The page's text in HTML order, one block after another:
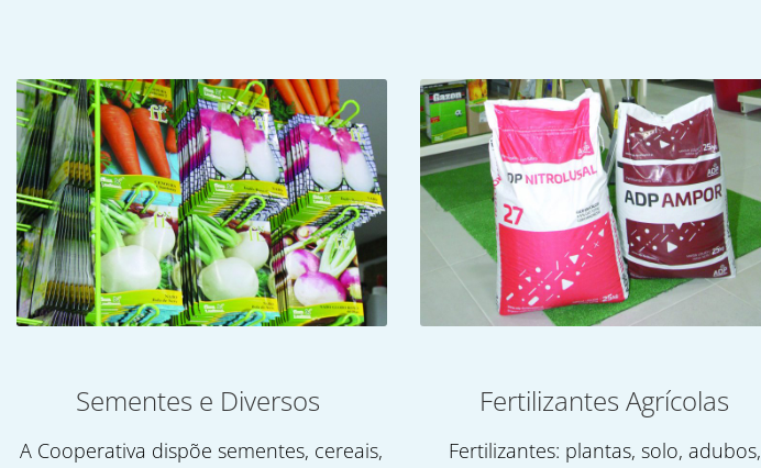
Sementes e Diversos
A Cooperativa dispõe sementes, cereais,
Fertilizantes Agrícolas
Fertilizantes: plantas, solo, adubos,